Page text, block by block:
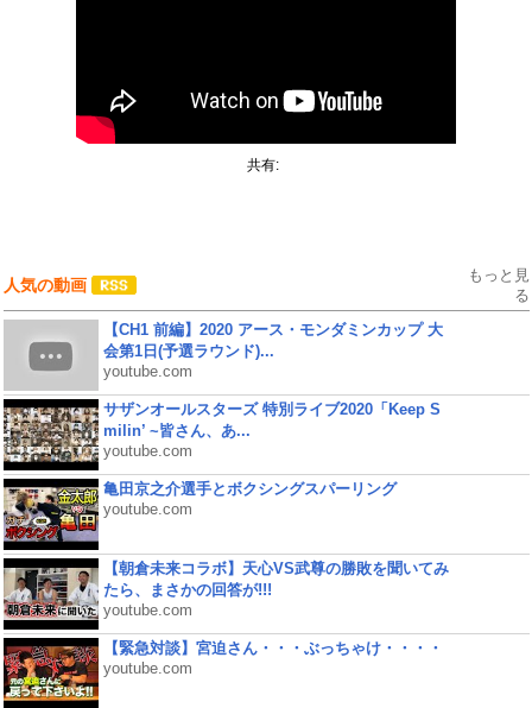
共有:
人気の動画
もっと見
る
【CH1 前編】2020 アース・モンダミンカップ 大
会第1日(予選ラウンド)...
youtube.com
サザンオールスターズ 特別ライブ2020「Keep S
milin’ ~皆さん、あ...
youtube.com
亀田京之介選手とボクシングスパーリング
youtube.com
【朝倉未来コラボ】天心VS武尊の勝敗を聞いてみ
たら、まさかの回答が!!!
youtube.com
【緊急対談】宮迫さん・・・ぶっちゃけ・・・・
youtube.com